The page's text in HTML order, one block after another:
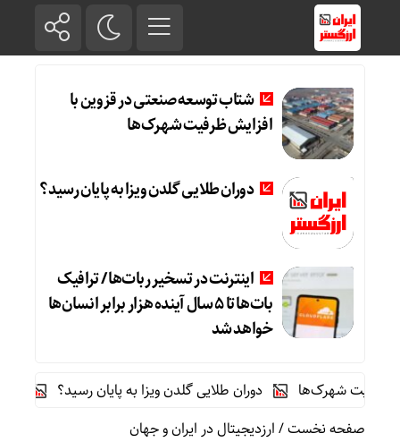
شتاب توسعه صنعتی در قزوین با
افزایش ظرفیت شهرک‌ها
دوران طلایی گلدن ویزا به پایان رسید؟
اینترنت در تسخیر ربات‌ها / ترافیک
بات‌ها تا ۵ سال آینده هزار برابر انسان‌ها
خواهد شد
شهرک‌ها دوران طلایی گلدن ویزا به پایان رسید؟
اینترنت در
صفحه نخست/ارزدیجیتال در ایران و جهان